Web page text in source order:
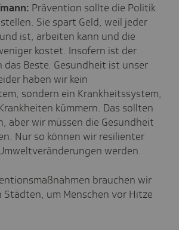
Prävention sollte die Politik
Sie spart Geld, weil jeder
ist, arbeiten kann und die
kostet. Insofern ist der
das Beste. Gesundheit ist unser
haben wir kein
sondern ein Krankheitssystem,
kümmern. Das sollten
aber wir müssen die Gesundheit
Nur so können wir resilienter
werden.
brauchen wir
Städten, um Menschen vor Hitze